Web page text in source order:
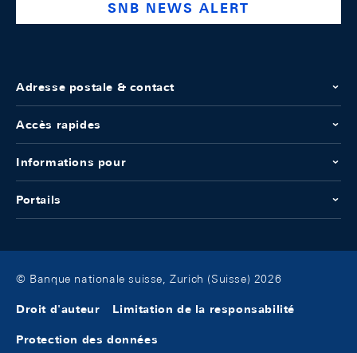
SNB NEWS ALERT
Adresse postale & contact
Accès rapides
Informations pour
Portails
© Banque nationale suisse, Zurich (Suisse) 2026
Droit d'auteur Limitation de la responsabilité
Protection des données